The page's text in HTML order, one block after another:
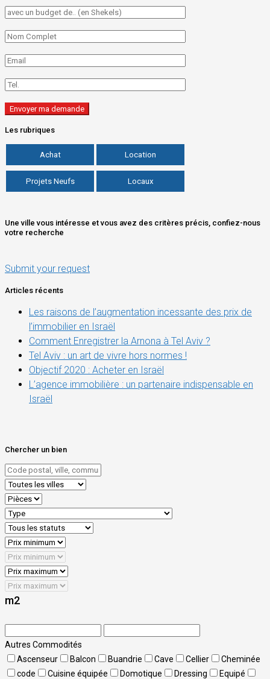
Les rubriques
Achat Location
Projets Neufs Locaux
Une ville vous intéresse et vous avez des critères précis, confiez-nous
votre recherche
Submit your request
Articles récents
Les raisons de l’augmentation incessante des prix de
l’immobilier en Israël
Comment Enregistrer la Arnona à Tel Aviv ?
Tel Aviv : un art de vivre hors normes !
Objectif 2020 : Acheter en Israël
L’agence immobilière : un partenaire indispensable en
Israël
Chercher un bien
m2
Autres Commodités
Ascenseur
Balcon Buandrie Cave Cellier
Cheminée
code
Cuisine équipée Domotique Dressing
Equipé